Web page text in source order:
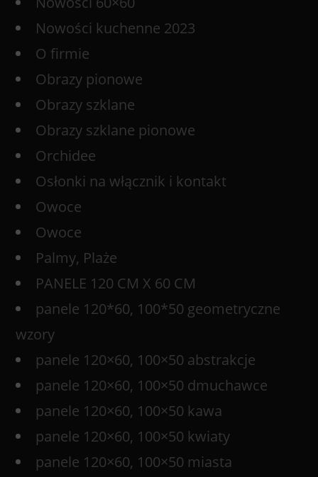
Nowości kuchenne 2023
O firmie
Obrazy pionowe
Obrazy szklane
Obrazy szklane pionowe
Orchidee
Osłonki na włącznik i kontakt
Owoce
Owoce
Palmy, Plaże
PANELE 120 CM X 60 CM
panele 120*60, 100*50 geometryczne
wzory
panele 120×60, 100×50 abstrakcje
panele 120×60, 100×50 dmuchawce
panele 120×60, 100×50 kawa
panele 120×60, 100×50 kwiaty
panele 120×60, 100×50 miasta